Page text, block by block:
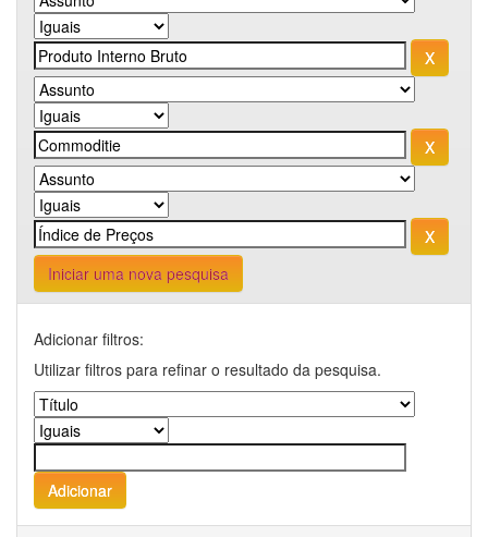
Iniciar uma nova pesquisa
Adicionar filtros:
Utilizar filtros para refinar o resultado da pesquisa.